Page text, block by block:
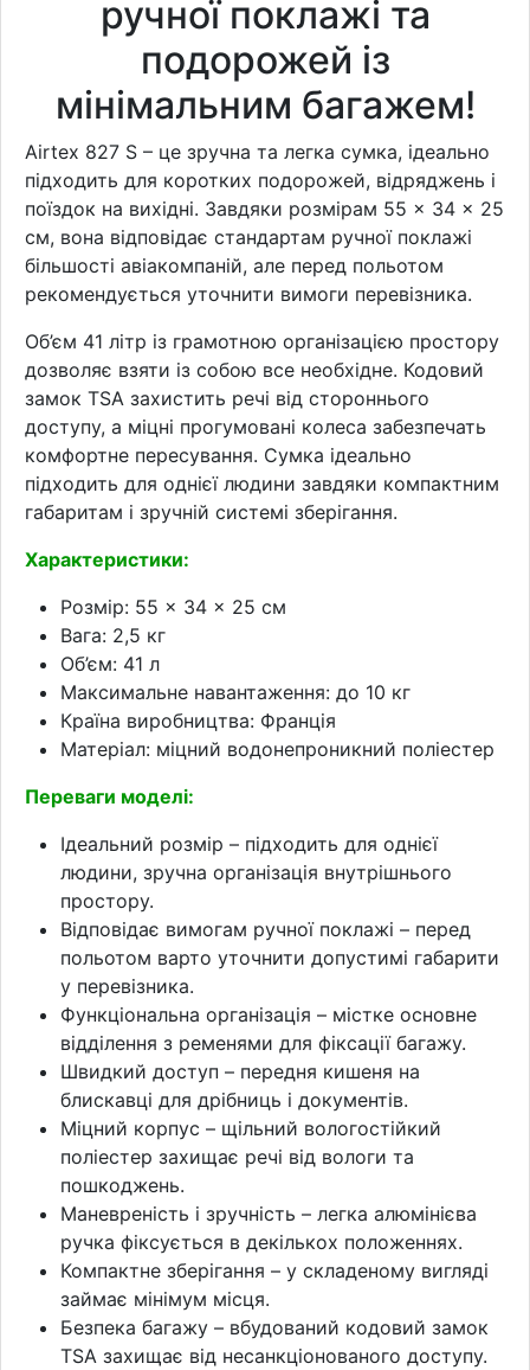
ручної поклажі та
подорожей із
мінімальним багажем!
Airtex 827 S – це зручна та легка сумка, ідеально
підходить для коротких подорожей, відряджень і
поїздок на вихідні. Завдяки розмірам 55 × 34 × 25
см, вона відповідає стандартам ручної поклажі
більшості авіакомпаній, але перед польотом
рекомендується уточнити вимоги перевізника.
Об’єм 41 літр із грамотною організацією простору
дозволяє взяти із собою все необхідне. Кодовий
замок TSA захистить речі від стороннього
доступу, а міцні прогумовані колеса забезпечать
комфортне пересування. Сумка ідеально
підходить для однієї людини завдяки компактним
габаритам і зручній системі зберігання.
Характеристики:
Розмір: 55 × 34 × 25 см
Вага: 2,5 кг
Об’єм: 41 л
Максимальне навантаження: до 10 кг
Країна виробництва: Франція
Матеріал: міцний водонепроникний поліестер
Переваги моделі:
Ідеальний розмір – підходить для однієї
людини, зручна організація внутрішнього
простору.
Відповідає вимогам ручної поклажі – перед
польотом варто уточнити допустимі габарити
у перевізника.
Функціональна організація – містке основне
відділення з ременями для фіксації багажу.
Швидкий доступ – передня кишеня на
блискавці для дрібниць і документів.
Міцний корпус – щільний вологостійкий
поліестер захищає речі від вологи та
пошкоджень.
Маневреність і зручність – легка алюмінієва
ручка фіксується в декількох положеннях.
Компактне зберігання – у складеному вигляді
займає мінімум місця.
Безпека багажу – вбудований кодовий замок
TSA захищає від несанкціонованого доступу.